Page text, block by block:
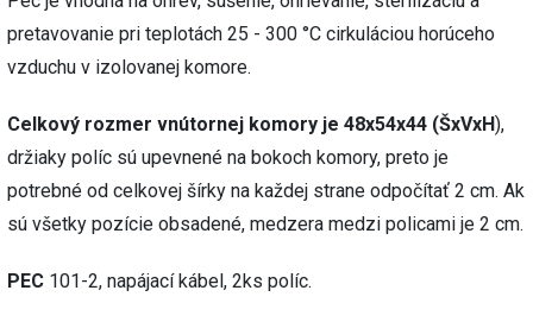
pretavovanie pri teplotách 25 - 300 °C cirkuláciou horúceho
vzduchu v izolovanej komore.
Celkový rozmer vnútornej komory je 48x54x44 (ŠxVxH),
držiaky políc sú upevnené na bokoch komory, preto je
potrebné od celkovej šírky na každej strane odpočítať 2 cm. Ak
sú všetky pozície obsadené, medzera medzi policami je 2 cm.
PEC 101-2, napájací kábel, 2ks políc.